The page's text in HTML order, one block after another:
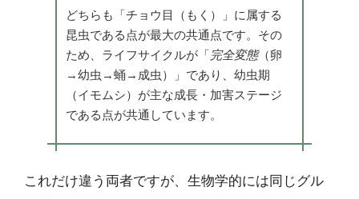
どちらも「チョウ目（もく）」に属する
昆虫である点が最大の共通点です。その
ため、ライフサイクルが「完全変態（卵
→幼虫→蛹→成虫）」であり、幼虫期
（イモムシ）が主な成長・加害ステージ
である点が共通しています。
これだけ違う両者ですが、生物学的には同じグル